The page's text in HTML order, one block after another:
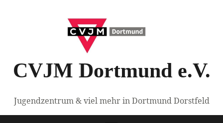
CVJM Dortmund e.V.
Jugendzentrum & viel mehr in Dortmund Dorstfeld